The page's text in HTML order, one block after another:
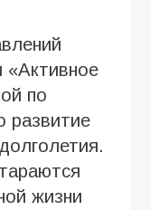
«Активное
по
развитие
жизни